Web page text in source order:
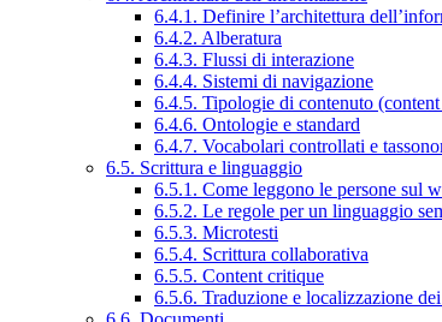
6.4.1. Definire l’architettura
6.4.2. Alberatura
6.4.3. Flussi di interazione
6.4.4. Sistemi di navigazione
6.4.5. Tipologie di contenuto
6.4.6. Ontologie e standard
6.4.7. Vocabolari controllati e
6.5. Scrittura e linguaggio
6.5.1. Come leggono le persone sul
6.5.2. Le regole per un linguaggio
6.5.3. Microtesti
6.5.4. Scrittura collaborativa
6.5.5. Content critique
6.5.6. Traduzione e localizzazione